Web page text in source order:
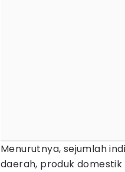
Menurutnya, sejumlah
daerah, produk